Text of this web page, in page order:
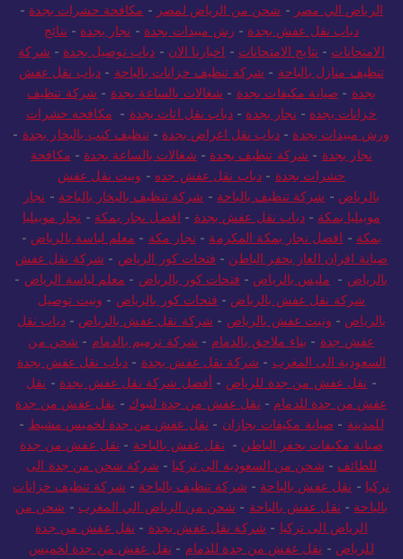
الرياض الي مصر - شحن من الرياض لمصر - مكافحة حشرات بجدة -
دباب نقل عفش بجدة - رش مبيدات بجدة - نجار بجدة - نتائج
الامتحانات - نتايج الامتحانات - اخبارنا الان - دباب توصيل بجدة - شركة
تنظيف منازل بالباحة - شركة تنظيف خزانات بالباحة - دباب نقل عفش
بجدة - صيانة مكيفات بجدة - شغالات بالساعة بجدة - شركة تنظيف
خزانات بجدة - نجار بجدة - دباب نقل اثاث بجدة - مكافحة حشرات
ورش مبيدات بجدة -دباب نقل اغراض بجدة -تنظيف كنب بالبخار بجدة -
نجار بجدة - شركة تنظيف بجدة - شغالات بالساعة بجدة - مكافحة
حشرات بجدة - دباب نقل عفش جده - ونيت نقل عفش
بالرياض - شركة تنظيف بالباحة - شركة تنظيف بالبخار بالباحة - نجار
موبيليا بمكة -دباب نقل عفش بجدة - افضل نجار بمكة - نجار موبيليا
بمكة - افضل نجار بمكة المكرمة - نجار مكة - معلم لياسة بالرياض -
صيانة افران الغاز بحفر الباطن - فتحات كور الرياض - شركة نقل عفش
بالرياض - مليس بالرياض - فتحات كور بالرياض - معلم لياسة الرياض -
شركة نقل عفش بالرياض - فتحات كور بالرياض - ونيت توصيل
بالرياض - ونيت عفش بالرياض - شركة نقل عفش بالرياض -دباب نقل
عفش جدة - بناء ملاحق بالدمام - شركة ترميم بالدمام - شحن من
السعودية الى المغرب - شركة نقل عفش بجدة - دباب نقل عفش بجدة
- نقل عفش من جدة للرياض - أفضل شركة نقل عفش بجدة - نقل
عفش من جدة للدمام - نقل عفش من جدة لتبوك - نقل عفش من جدة
للمدينة - صيانة مكيفات بجازان - نقل عفش من جدة لخميس مشيط -
صيانة مكيفات بحفر الباطن - نقل عفش بالباحة - نقل عفش من جدة
للطائف - شحن من السعودية الى تركيا - شركة شحن من جدة الى
تركيا - نقل عفش بالباحة - شركة تنظيف بالباحة - شركة تنظيف خزانات
بالباحة - نقل عفش بالباحة - شحن من الرياض الي المغرب - شحن من
الرياض الى تركيا - شركة نقل عفش بجدة - نقل عفش من جدة
للرياض - نقل عفش من جدة للدمام - نقل عفش من جدة لخميس